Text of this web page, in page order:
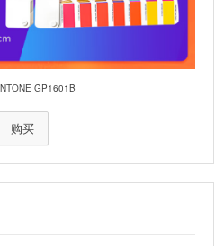
GP1601B
购买